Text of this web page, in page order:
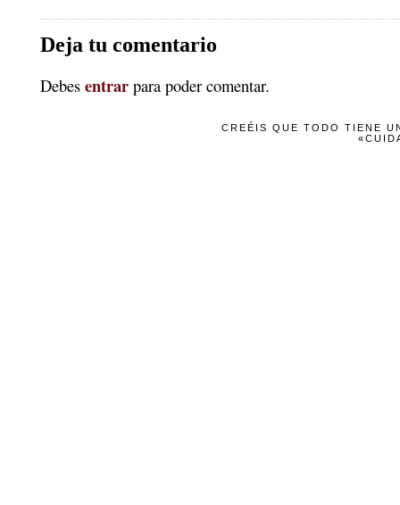
Deja tu comentario
Debes entrar para poder comentar.
CREÉIS QUE TODO TIENE